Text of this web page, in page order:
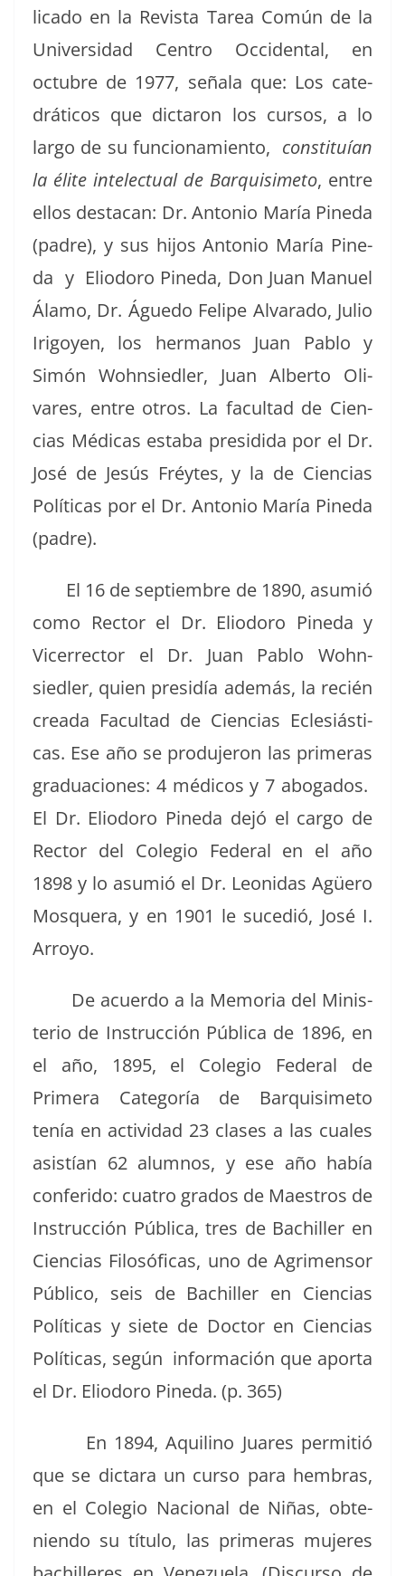
li­ca­do en la Revista Tarea Común de la
Uni­ver­si­dad Cen­tro Occi­den­tal, en
octubre de 1977, señala que: Los cat­e­
dráti­cos que dic­taron los cur­sos, a lo
largo de su fun­cionamien­to, con­sti­tuían
la élite int­elec­tu­al de Bar­quisime­to, entre
ellos desta­can: Dr. Anto­nio María Pine­da
(padre), y sus hijos Anto­nio María Pine­
da y Eliodoro Pine­da, Don Juan Manuel
Álamo, Dr. Águe­do Felipe Alvara­do, Julio
Irigoyen, los her­manos Juan Pablo y
Simón Wohn­siedler, Juan Alber­to Oli­
vares, entre otros. La fac­ul­tad de Cien­
cias Médi­cas esta­ba pre­si­di­da por el Dr.
José de Jesús Fréytes, y la de Cien­cias
Políti­cas por el Dr. Anto­nio María Pine­da
(padre).
El 16 de sep­tiem­bre de 1890, asum­ió
como Rec­tor el Dr. Eliodoro Pine­da y
Vicer­rec­tor el Dr. Juan Pablo Wohn­
siedler, quien presidía además, la recién
crea­da Fac­ul­tad de Cien­cias Ecle­siás­ti­
cas. Ese año se pro­du­jeron las primeras
grad­ua­ciones: 4 médi­cos y 7 abo­ga­dos.
El Dr. Eliodoro Pine­da dejó el car­go de
Rec­tor del Cole­gio Fed­er­al en el año
1898 y lo asum­ió el Dr. Leonidas Agüero
Mos­quera, y en 1901 le sucedió, José I.
Arroyo.
De acuer­do a la Memo­ria del Min­is­
te­rio de Instruc­ción Públi­ca de 1896, en
el año, 1895, el Cole­gio Fed­er­al de
Primera Cat­e­goría de Bar­quisime­to
tenía en activi­dad 23 clases a las cuales
asistían 62 alum­nos, y ese año había
con­feri­do: cua­tro gra­dos de Mae­stros de
Instruc­ción Públi­ca, tres de Bachiller en
Cien­cias Filosó­fi­cas, uno de Agri­men­sor
Públi­co, seis de Bachiller en Cien­cias
Políti­cas y siete de Doc­tor en Cien­cias
Políti­cas, según infor­ma­ción que apor­ta
el Dr. Eliodoro Pine­da. (p. 365)
En 1894, Aquili­no Juares per­mi­tió
que se dic­tara un cur­so para hem­bras,
en el Cole­gio Nacional de Niñas, obte­
nien­do su títu­lo, las primeras mujeres